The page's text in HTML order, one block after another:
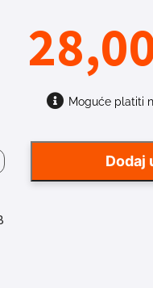
Moguće platiti
Dodaj